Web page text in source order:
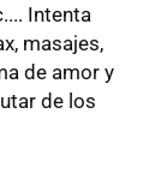
Intenta
masajes,
de amor y
de los